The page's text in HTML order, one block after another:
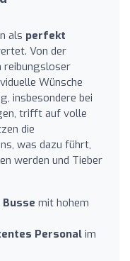
als perfekt
Von der
reibungsloser
Wünsche
insbesondere bei
trifft auf volle
die
was dazu führt,
werden und Tieber
mit hohem
Personal im